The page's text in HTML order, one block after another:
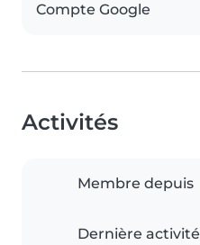
Compte Google
Activités
Membre depuis
Dernière activité